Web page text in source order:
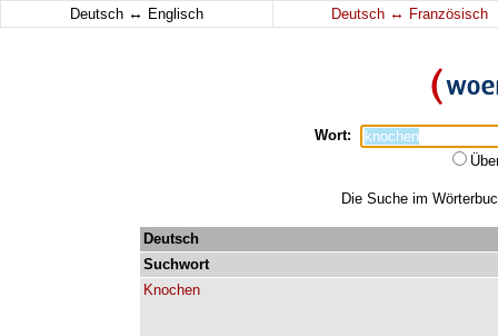
Deutsch ↔ Englisch Deutsch ↔ Französisch
Wort:
Die Suche im
Deutsch
Suchwort
Knochen